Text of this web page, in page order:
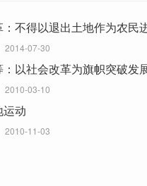
：不得以退出土地作为农民
2014-07-30
以社会改革为旗帜突破发
2010-03-10
动
2010-11-03